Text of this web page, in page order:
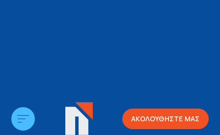
ΑΚΟΛΟΥΘΗΣΤΕ ΜΑΣ